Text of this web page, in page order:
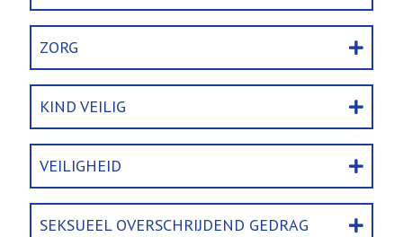
ZORG
KIND VEILIG
VEILIGHEID
SEKSUEEL OVERSCHRIJDEND GEDRAG